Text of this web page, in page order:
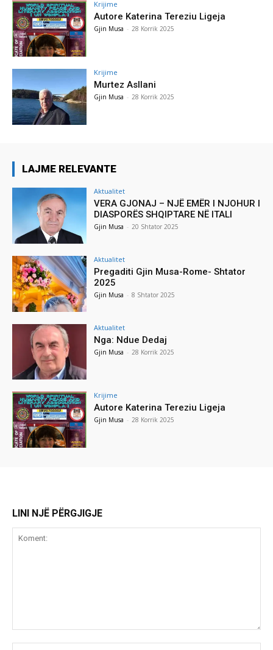
Krijime
Autore Katerina Tereziu Ligeja
Gjin Musa - 28 Korrik 2025
Krijime
Murtez Asllani
Gjin Musa - 28 Korrik 2025
LAJME RELEVANTE
Aktualitet
VERA GJONAJ – NJË EMËR I NJOHUR I
DIASPORËS SHQIPTARE NË ITALI
Gjin Musa - 20 Shtator 2025
Aktualitet
Pregaditi Gjin Musa-Rome- Shtator
2025
Gjin Musa - 8 Shtator 2025
Aktualitet
Nga: Ndue Dedaj
Gjin Musa - 28 Korrik 2025
Krijime
Autore Katerina Tereziu Ligeja
Gjin Musa - 28 Korrik 2025
LINI NJË PËRGJIGJE